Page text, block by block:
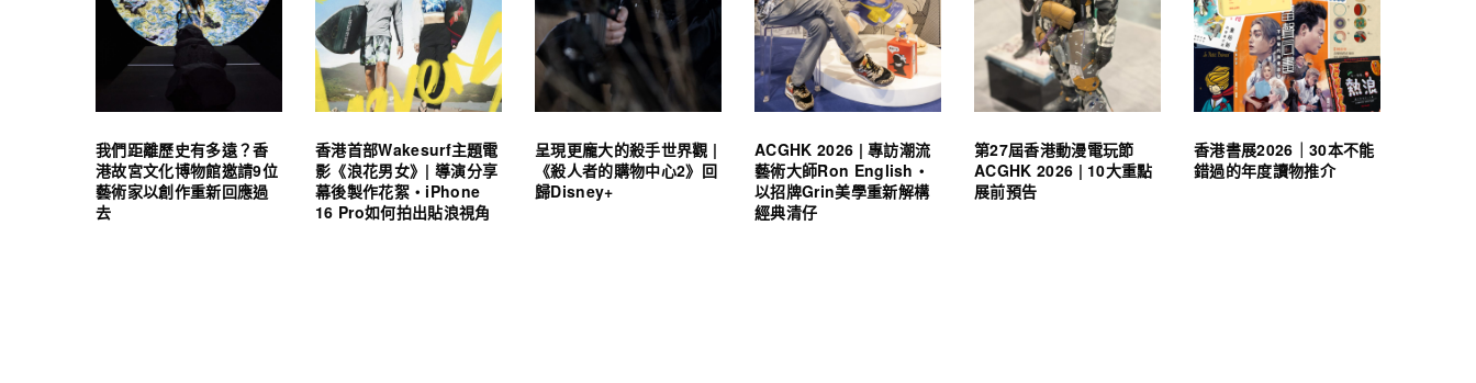
我們距離歷史有多遠？香
港故宮文化博物館邀請9位
藝術家以創作重新回應過
去
香港首部Wakesurf主題電
影《浪花男女》| 導演分享
幕後製作花絮・iPhone
16 Pro如何拍出貼浪視角
呈現更龐大的殺手世界觀 |
《殺人者的購物中心2》回
歸Disney+
ACGHK 2026 | 專訪潮流
藝術大師Ron English・
以招牌Grin美學重新解構
經典清仔
第27屆香港動漫電玩節
ACGHK 2026 | 10大重點
展前預告
香港書展2026｜30本不能
錯過的年度讀物推介